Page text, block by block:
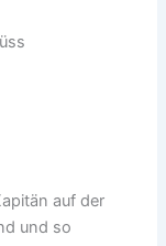
auf der
und so